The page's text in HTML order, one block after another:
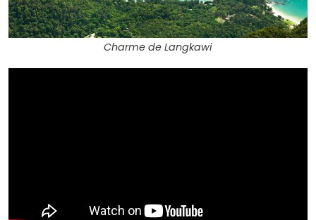
Charme de Langkawi